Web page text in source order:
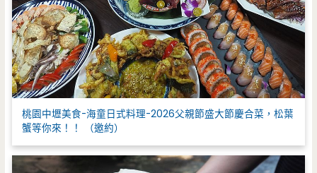
桃園中壢美食-海童日式料理-2026父親節盛大節慶合菜，松葉
蟹等你來！！ （邀約）